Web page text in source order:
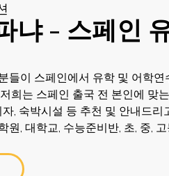
냐 - 스페인
들이 스페인에서 유학 및 어학
희는 스페인 출국 전 본인에 맞
, 숙박시설 등 추천 및 안내드리
원, 대학교, 수능준비반, 초, 중,